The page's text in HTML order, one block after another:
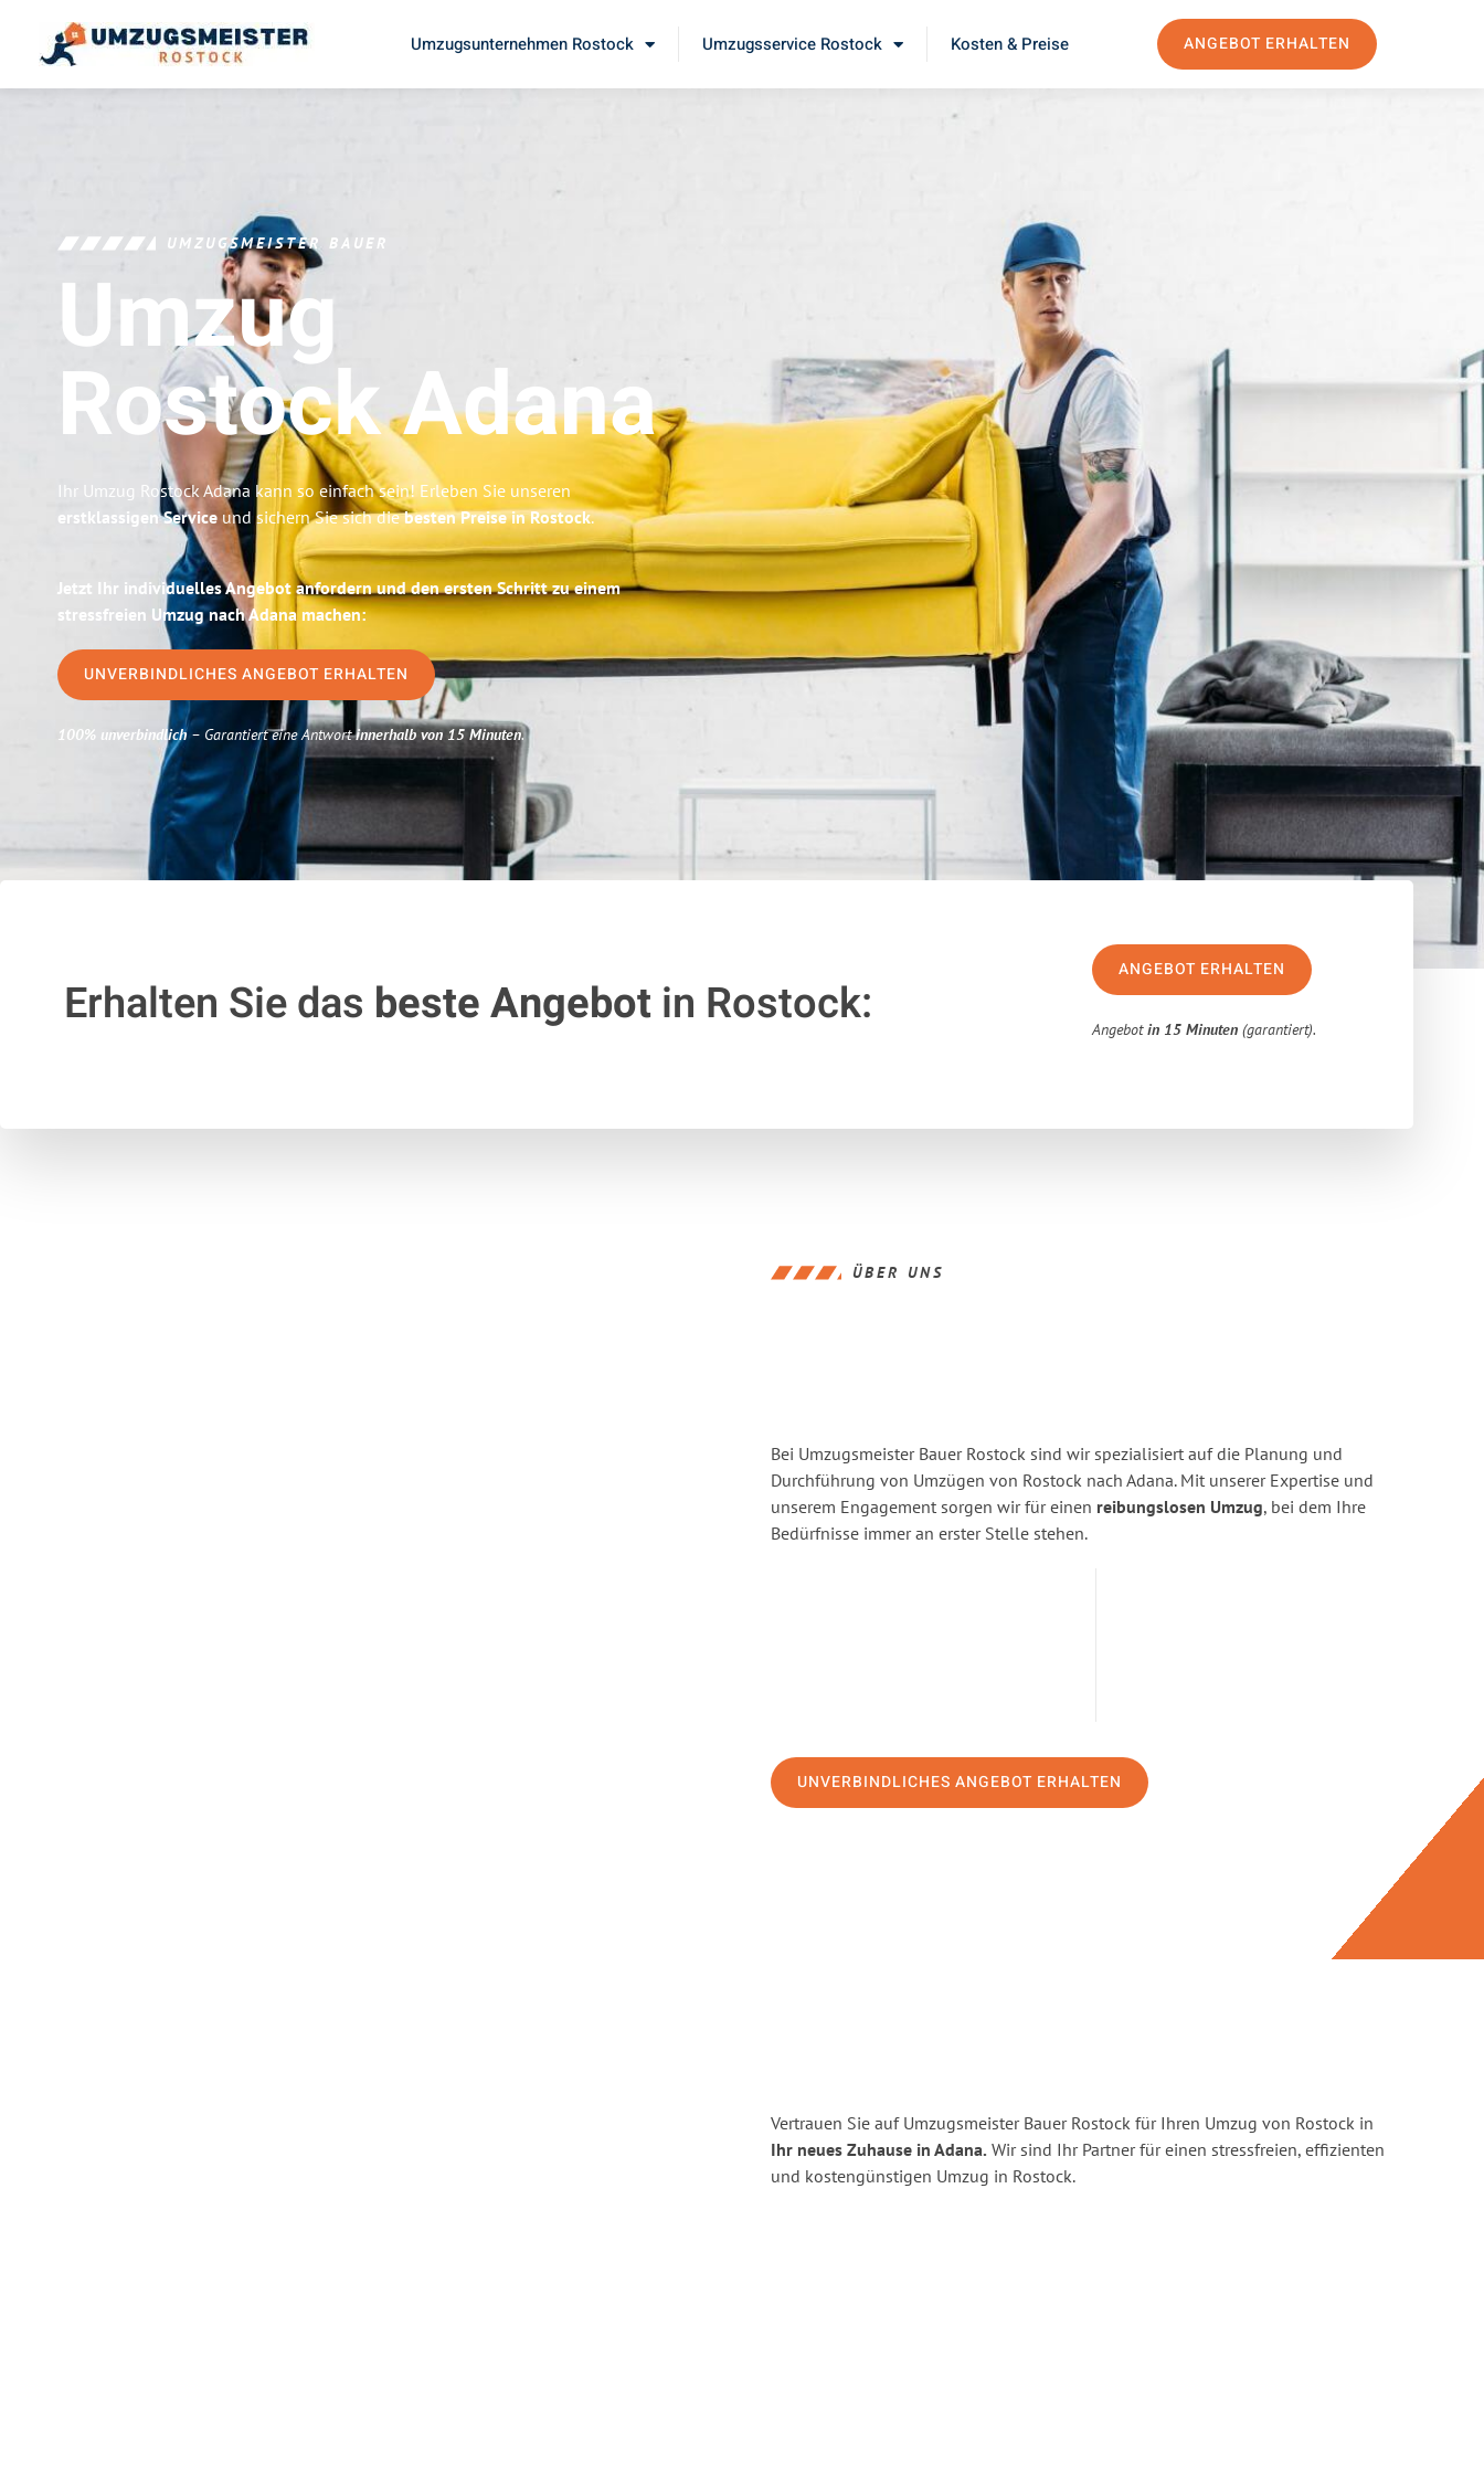
Umzugsunternehmen Rostock Umzugsservice Rostock Kosten & Preise ANGEBOT ERHALTEN
UMZUGSMEISTER BAUER
Umzug
RostockAdana
Ihr Umzug Rostock Adana kann so einfach sein! Erleben Sie unseren
erstklassigen Service und sichern Sie sich diebesten Preise in Rostock.
Jetzt Ihr individuelles Angebot anfordern und den ersten Schritt zu einem
stressfreien Umzug nach Adana machen:
UNVERBINDLICHES ANGEBOT ERHALTEN
100% unverbindlich– Garantiert eine Antwortinnerhalb von 15 Minuten.
Erhalten Sie das beste Angebotin Rostock:
ANGEBOT ERHALTEN
Angebotin 15 Minuten (garantiert).
ÜBER UNS
Bei Umzugsmeister Bauer Rostock sind wir spezialisiert auf die Planung und
Durchführung von Umzügen von Rostock nach Adana. Mit unserer Expertise und
unserem Engagement sorgen wir für einen reibungslosen Umzug, bei dem Ihre
Bedürfnisse immer an erster Stelle stehen.
UNVERBINDLICHES ANGEBOT ERHALTEN
Vertrauen Sie auf Umzugsmeister Bauer Rostock für Ihren Umzug von Rostock in
Ihr neues Zuhause in Adana. Wir sind Ihr Partner für einen stressfreien, effizienten
und kostengünstigen Umzug in Rostock.